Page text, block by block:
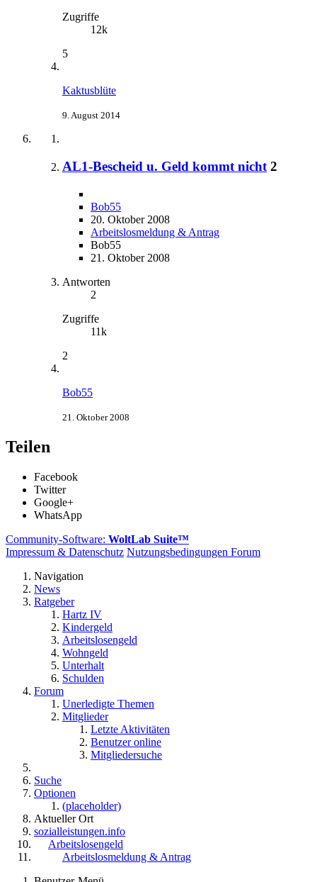
Zugriffe
12k
5
Kaktusblüte
9. August 2014
AL1-Bescheid u. Geld kommt nicht 2
Bob55
20. Oktober 2008
Arbeitslosmeldung & Antrag
Bob55
21. Oktober 2008
Antworten
2
Zugriffe
11k
2
Bob55
21. Oktober 2008
Teilen
Facebook
Twitter
Google+
WhatsApp
Community-Software: WoltLab Suite™
Impressum & Datenschutz Nutzungsbedingungen Forum
Navigation
News
Ratgeber
Hartz IV
Kindergeld
Arbeitslosengeld
Wohngeld
Unterhalt
Schulden
Forum
Unerledigte Themen
Mitglieder
Letzte Aktivitäten
Benutzer online
Mitgliedersuche
Suche
Optionen
(placeholder)
Aktueller Ort
sozialleistungen.info
Arbeitslosengeld
Arbeitslosmeldung & Antrag